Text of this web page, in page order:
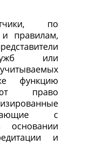
по
правилам,
или
функцию
право
с
основании
и